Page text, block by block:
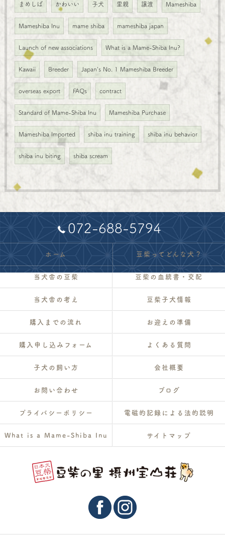
まめしば かわいい 子犬 里親 譲渡 Mameshiba
Mameshiba Inu mame shiba mameshiba japan
Launch of new associations What is a Mame-Shiba Inu?
Kawaii Breeder Japan's No. 1 Mameshiba Breeder
overseas export FAQs contract
Standard of Mame-Shiba Inu Mameshiba Purchase
Mameshiba Imported shiba inu training shiba inu behavior
shiba inu biting shiba scream
072-688-5794
ホーム 豆柴ってどんな犬？
当犬舎の豆柴 豆柴の血統書・交配
当犬舎の考え 豆柴子犬情報
購入までの流れ お迎えの準備
購入申し込みフォーム よくある質問
子犬の飼い方 会社概要
お問い合わせ ブログ
プライバシーポリシー 電磁的記録による法的説明
What is a Mame-Shiba Inu サイトマップ